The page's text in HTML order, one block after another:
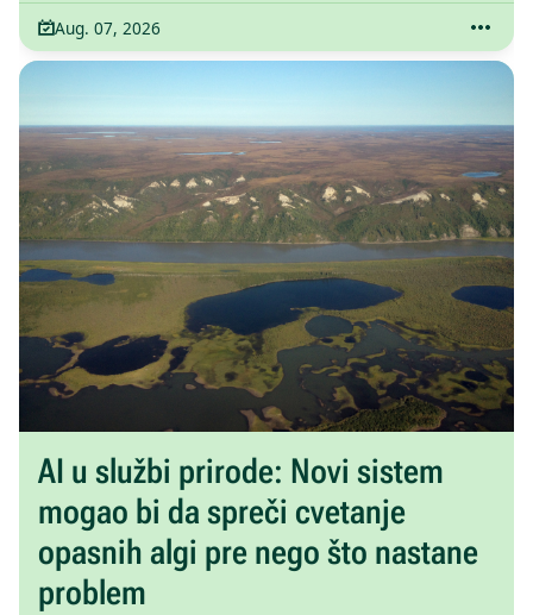
Aug. 07, 2026
AI u službi prirode: Novi sistem
mogao bi da spreči cvetanje
opasnih algi pre nego što nastane
problem